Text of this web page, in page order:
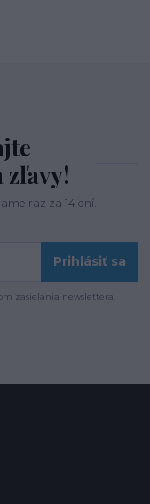
zľavy!
raz za 14 dní.
Prihlásiť sa
zasielania newslettera.